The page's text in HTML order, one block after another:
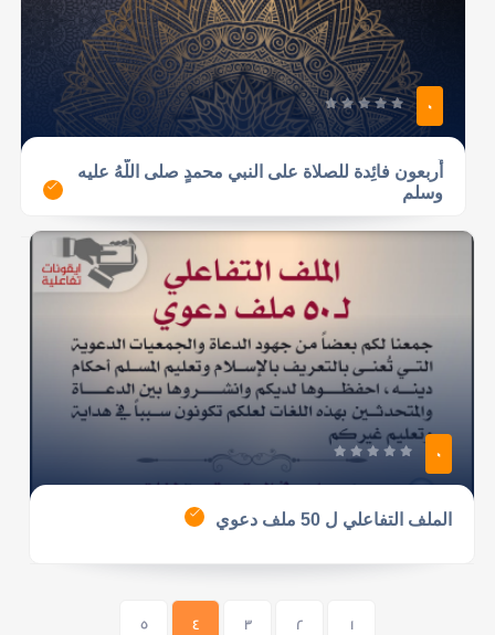
0
أَربعون فائِدة للصلاة على النبي محمدٍ صلى اللّهُ عليه
وسلم
0
الملف التفاعلي ل 50 ملف دعوي
1
2
3
4
5